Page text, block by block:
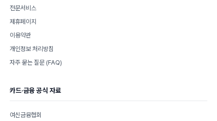
전문서비스
제휴페이지
이용약관
개인정보 처리방침
자주 묻는 질문 (FAQ)
카드·금융 공식 자료
여신금융협회